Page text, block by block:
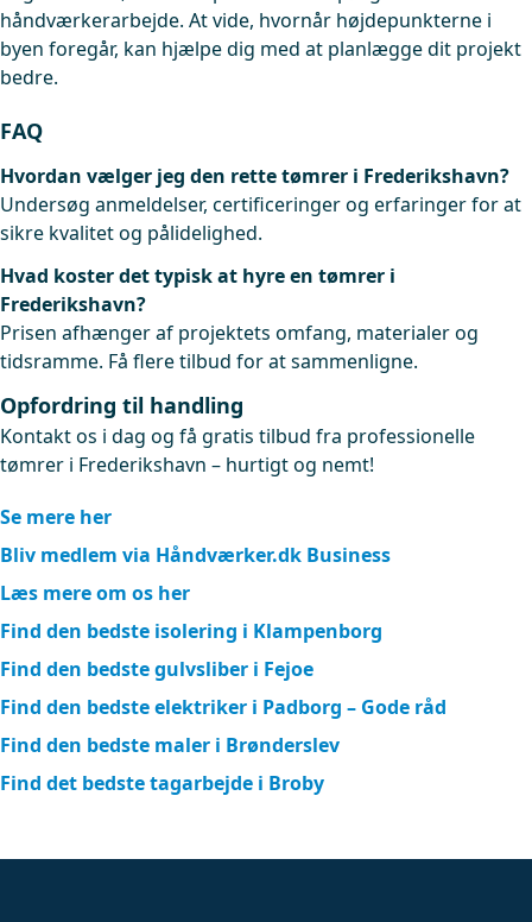
håndværkerarbejde. At vide, hvornår højdepunkterne i
byen foregår, kan hjælpe dig med at planlægge dit projekt
bedre.
FAQ
Hvordan vælger jeg den rette tømrer i Frederikshavn?
Undersøg anmeldelser, certificeringer og erfaringer for at
sikre kvalitet og pålidelighed.
Hvad koster det typisk at hyre en tømrer i
Frederikshavn?
Prisen afhænger af projektets omfang, materialer og
tidsramme. Få flere tilbud for at sammenligne.
Opfordring til handling
Kontakt os i dag og få gratis tilbud fra professionelle
tømrer i Frederikshavn – hurtigt og nemt!
Se mere her
Bliv medlem via Håndværker.dk Business
Læs mere om os her
Find den bedste isolering i Klampenborg
Find den bedste gulvsliber i Fejoe
Find den bedste elektriker i Padborg – Gode råd
Find den bedste maler i Brønderslev
Find det bedste tagarbejde i Broby